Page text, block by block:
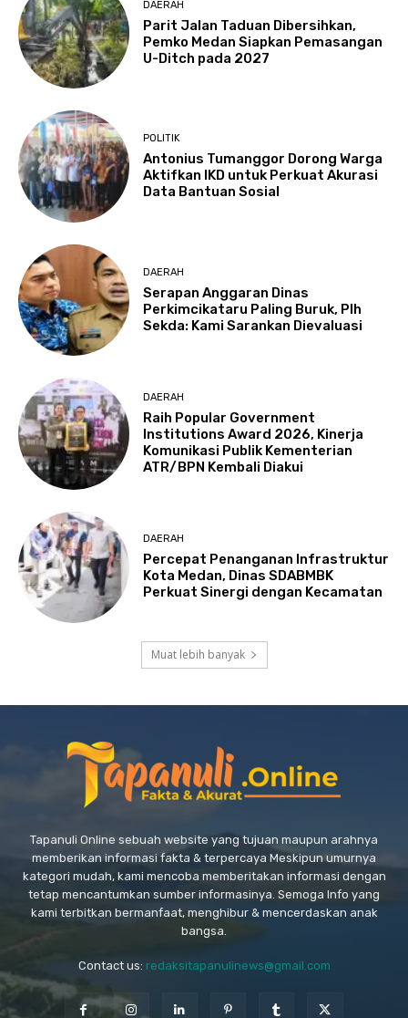
DAERAH
Parit Jalan Taduan Dibersihkan,
Pemko Medan Siapkan Pemasangan
U-Ditch pada 2027
POLITIK
Antonius Tumanggor Dorong Warga
Aktifkan IKD untuk Perkuat Akurasi
Data Bantuan Sosial
DAERAH
Serapan Anggaran Dinas
Perkimcikataru Paling Buruk, Plh
Sekda: Kami Sarankan Dievaluasi
DAERAH
Raih Popular Government
Institutions Award 2026, Kinerja
Komunikasi Publik Kementerian
ATR/BPN Kembali Diakui
DAERAH
Percepat Penanganan Infrastruktur
Kota Medan, Dinas SDABMBK
Perkuat Sinergi dengan Kecamatan
Muat lebih banyak
Tapanuli Online sebuah website yang tujuan maupun arahnya
memberikan informasi fakta & terpercaya Meskipun umurnya
kategori mudah, kami mencoba memberitakan informasi dengan
tetap mencantumkan sumber informasinya. Semoga Info yang
kami terbitkan bermanfaat, menghibur & mencerdaskan anak
bangsa.
Contact us: redaksitapanulinews@gmail.com